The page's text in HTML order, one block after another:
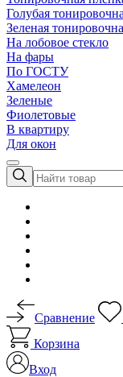
Голубая
Зеленая
На лобовое стекло
На фары
По ГОСТУ
Хамелеон
Зеленые
Фиолетовые
В квартиру
Для окон
Сравнение
Корзина
Вход